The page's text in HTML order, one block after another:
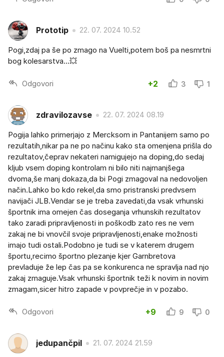
Prototip 22. 07. 2024 10.52
Pogi,zdaj pa še po zmago na Vuelti,potem boš pa nesmrtni
bog kolesarstva...💥
Odgovori +2 3 1
zdravilozavse 22. 07. 2024 08.19
Pogija lahko primerjajo z Mercksom in Pantanijem samo po
rezultatih,nikar pa ne po načinu kako sta omenjena prišla do
rezultatov,čeprav nekateri namigujejo na doping,do sedaj
kljub vsem doping kontrolam ni bilo niti najmanjšega
dvoma,še manj dokaza,da bi Pogi zmagoval na nedovoljen
način.Lahko bo kdo rekel,da smo pristranski predvsem
navijači JLB.Vendar se je treba zavedati,da vsak vrhunski
športnik ima omejen čas doseganja vrhunskih rezultatov
tako zaradi pripravljenosti in poškodb zato res ne vem
zakaj ne bi vnovčil svoje pripravljenosti,enake možnosti
imajo tudi ostali.Podobno je tudi se v katerem drugem
športu,recimo športno plezanje kjer Garnbretova
prevladuje že lep čas pa se konkurenca ne spravlja nad njo
zakaj zmaguje.Vsak vrhunski športnik teži k novim in novim
zmagam,sicer hitro zapade v povprečje in v pozabo.
Odgovori +9 9 0
jedupančpil 21. 07. 2024 21.59